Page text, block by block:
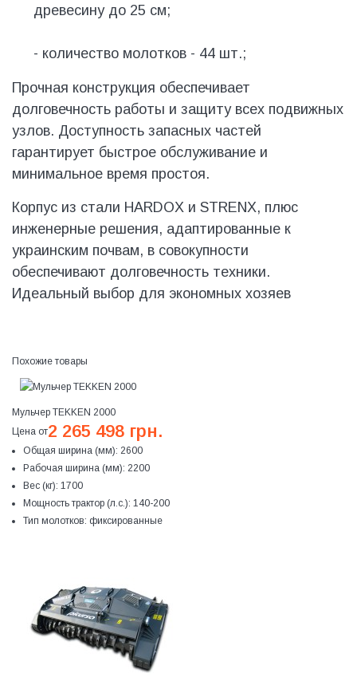
древесину до 25 см;
- количество молотков - 44 шт.;
Прочная конструкция обеспечивает
долговечность работы и защиту всех подвижных
узлов. Доступность запасных частей
гарантирует быстрое обслуживание и
минимальное время простоя.
Корпус из стали HARDOX и STRENX, плюс
инженерные решения, адаптированные к
украинским почвам, в совокупности
обеспечивают долговечность техники.
Идеальный выбор для экономных хозяев
Похожие товары
Мульчер TEKKEN 2000
Цена от2 265 498 грн.
Общая ширина (мм): 2600
Рабочая ширина (мм): 2200
Вес (кг): 1700
Мощность трактор (л.с.): 140-200
Тип молотков: фиксированные